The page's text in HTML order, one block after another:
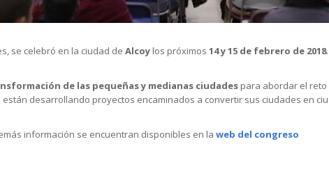
se celebró en la ciudad de Alcoy los próximos 14 y 15 de febrero de 2018.
de las pequeñas y medianas ciudades para abordar el
desarrollando proyectos encaminados a convertir sus ciudades en
información se encuentran disponibles en la web del congreso